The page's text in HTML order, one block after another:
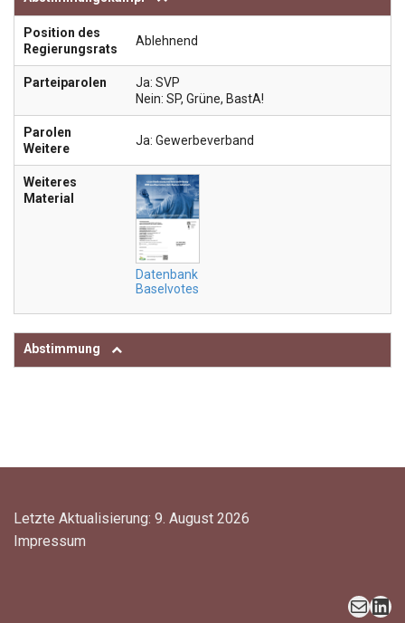
Position des
Regierungsrats
Ablehnend
Parteiparolen
Ja: SVP
Nein: SP, Grüne, BastA!
Parolen
Weitere
Ja: Gewerbeverband
Weiteres
Material
Datenbank
Baselvotes
Abstimmung
Letzte Aktualisierung: 9. August 2026
Impressum